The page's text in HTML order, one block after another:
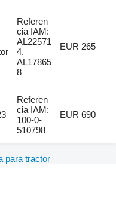
Referen
cia IAM:
AL22571
4,
AL17865
8
EUR 265
Referen
cia IAM:
100-0-
510798
EUR 690
para tractor